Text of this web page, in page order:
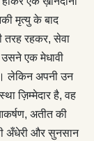
मृत्यु के बाद
तरह रहकर, सेवा
एक मेधावी
लेकिन अपनी उन
ज़िम्मेदार है, वह
अतीत की
अँधेरी और सुनसान